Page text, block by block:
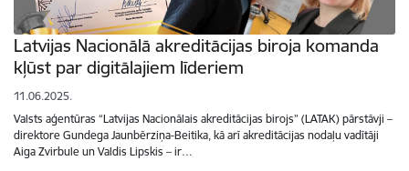
Latvijas Nacionālā akreditācijas biroja komanda
kļūst par digitālajiem līderiem
11.06.2025.
Valsts aģentūras “Latvijas Nacionālais akreditācijas birojs” (LATAK) pārstāvji –
direktore Gundega Jaunbērziņa-Beitika, kā arī akreditācijas nodaļu vadītāji
Aiga Zvirbule un Valdis Lipskis – ir…